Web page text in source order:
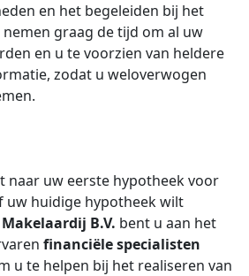
en het begeleiden bij het
graag de tijd om al uw
en u te voorzien van heldere
zodat u weloverwogen
naar uw eerste hypotheek voor
uw huidige hypotheek wilt
B.V. bent u aan het
financiële specialisten
u te helpen bij het realiseren van